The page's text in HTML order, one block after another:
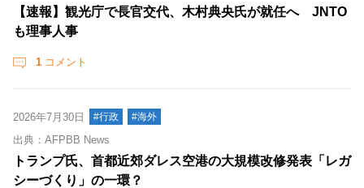
【速報】観光庁で長官交代、木村典央氏が就任へ JNTO
も理事人事
1 コメント
2026年7月30日 #行政 #海外
出典：AFPBB News
トランプ氏、首都近郊ダレス空港の大規模改修発表「レガ
シーづくり」の一環？